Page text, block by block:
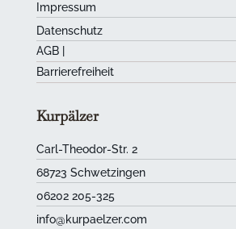
Impressum
Datenschutz
AGB|
Barrierefreiheit
Kurpälzer
Carl-Theodor-Str. 2
68723 Schwetzingen
06202 205-325
info@kurpaelzer.com